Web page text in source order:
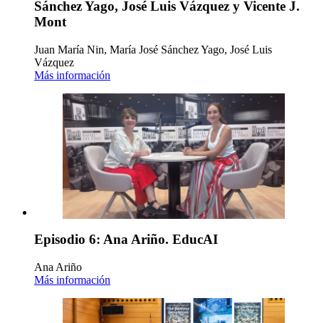
Sánchez Yago, José Luis Vázquez y Vicente J.
Mont
Juan María Nin, María José Sánchez Yago, José Luis
Vázquez
Más información
Episodio 6: Ana Ariño. EducAI
Ana Ariño
Más información